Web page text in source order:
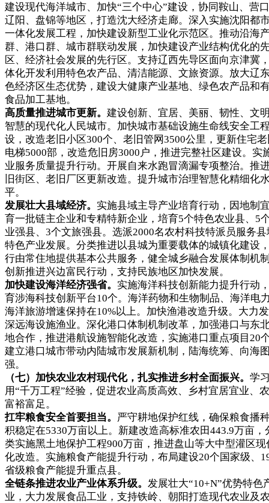
建设现代海洋城市、加快“三个中心”建设，协同鞍山、营
辽阳、盘锦等地区，打造沈大经济走廊。深入实施沈阳都
一体化发展工程，加快建设新型工业化示范区。推动沿海
群、港口群、城市群联动发展，加快建设产业结构优化的
区、经济社会发展的先行区。支持辽西先导区面向京津冀
体化开发利用特色农产品、清洁能源、文旅资源。放大辽
色经济区生态优势，建设大健康产业基地、绿色农产品和
食品加工基地。
高质量推进城市更新。 建设创新、宜居、美丽、韧性、文
智慧的现代化人民城市。加快城市基础设施生命线安全工
设，改造老旧小区300个、老旧管网3500公里，更新住宅
电梯5000部，改造危旧房3000户，推进完整社区建设。实
业服务质量提升行动。开展自来水跑冒滴漏专项整治。推
旧街区、老旧厂区更新改造。提升城市治理智慧化精细化
平。
发展壮大县域经济。 实施县域主导产业培育行动，因地制
育一批链主企业和专精特新企业，培育5个特色农业县、5
业强县、3个文旅强县。选派2000名农村科技特派员服务县
特色产业发展。分类推进以县城为重要载体的城镇化建设
行由常住地提供基本公共服务，健全城乡融合发展体制机
创新推进兴边富民行动，支持民族地区加快发展。
加快建设海洋经济强省。 实施海洋科技创新能力提升行动
育涉海科技创新平台10个。海洋药物和生物制品、海洋电
海洋旅游增速保持在10%以上。加快渔港改造升级。大力
深远海设施渔业。深化港口体制机制改革，加强港口与东
地合作，推进港航设施智能化改造，实施港口重点项目20
建立港口城市带动内陆城市发展新机制，陆海统筹、向海
强。
（七）加快农业农村现代化，扎实推进乡村全面振兴。 学
用“千万工程”经验，促进农业高质高效、乡村宜居宜业、
富裕富足。
扛牢粮食安全首要担当。 严守耕地保护红线，确保粮食播
积稳定在5330万亩以上。新建改造高标准农田443.9万亩，
类实施黑土地保护工程900万亩，推进盘山等大中型灌区现
化改造。实施粮食产能提升行动，布局建设20个国家级、
省级粮食产能提升重点县。
全链条推进农业产业体系升级。 发展壮大“10+N”优势特色
业，大力发展食品工业，支持铁岭、朝阳打造现代农业及